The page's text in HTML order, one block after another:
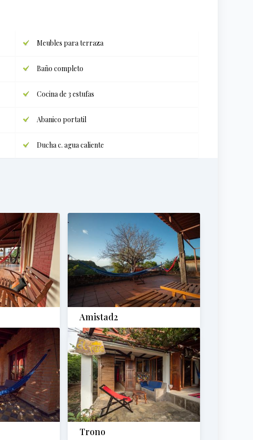
Meubles para terraza
Baño completo
Cocina de 3 estufas
Abanico portatil
Ducha c. agua caliente
Amistad2
Trono